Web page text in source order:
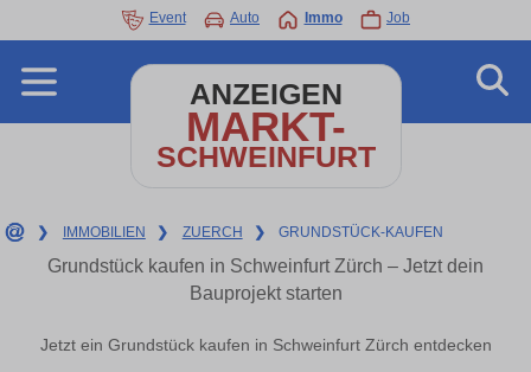
Event Auto Immo Job
ANZEIGEN
MARKT-
SCHWEINFURT
❯ IMMOBILIEN ❯ ZUERCH ❯ GRUNDSTÜCK-KAUFEN
Grundstück kaufen in Schweinfurt Zürch – Jetzt dein
Bauprojekt starten
Jetzt ein Grundstück kaufen in Schweinfurt Zürch entdecken